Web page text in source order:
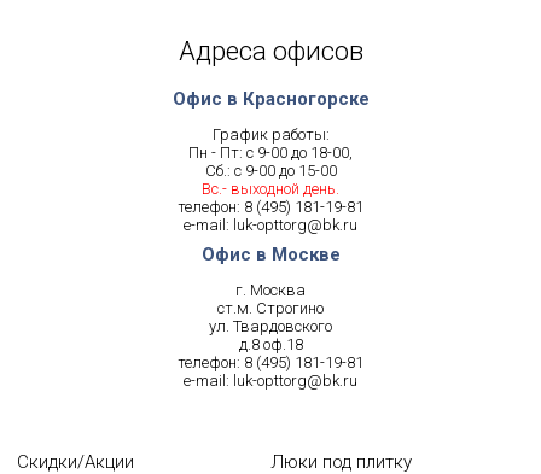
Адреса офисов
Офис в Красногорске
График работы:
Пн - Пт: с 9-00 до 18-00,
Сб.: с 9-00 до 15-00
Вс.- выходной день.
телефон: 8 (495) 181-19-81
e-mail: luk-opttorg@bk.ru
Офис в Москве
г. Москва
ст.м. Строгино
ул. Твардовского
д.8 оф.18
телефон: 8 (495) 181-19-81
e-mail: luk-opttorg@bk.ru
Скидки/Акции
Люки под плитку